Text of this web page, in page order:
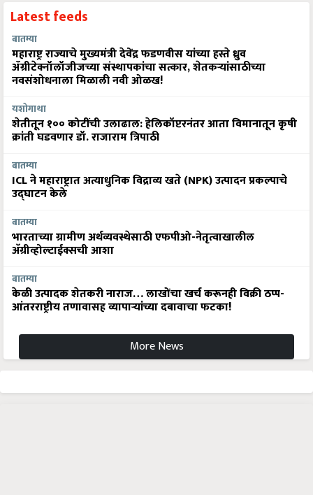
Latest feeds
बातम्या
महाराष्ट्र राज्याचे मुख्यमंत्री देवेंद्र फडणवीस यांच्या हस्ते ध्रुव
ॲग्रीटेक्नॉलॉजीजच्या संस्थापकांचा सत्कार, शेतकऱ्यांसाठीच्या
नवसंशोधनाला मिळाली नवी ओळख!
यशोगाथा
शेतीतून १०० कोटींची उलाढाल: हेलिकॉप्टरनंतर आता विमानातून कृषी
क्रांती घडवणार डॉ. राजाराम त्रिपाठी
बातम्या
ICL ने महाराष्ट्रात अत्याधुनिक विद्राव्य खते (NPK) उत्पादन प्रकल्पाचे
उद्घाटन केले
बातम्या
भारताच्या ग्रामीण अर्थव्यवस्थेसाठी एफपीओ-नेतृत्वाखालील
अ‍ॅग्रीव्होल्टाईक्सची आशा
बातम्या
केळी उत्पादक शेतकरी नाराज… लाखोंचा खर्च करूनही विक्री ठप्प-
आंतरराष्ट्रीय तणावासह व्यापाऱ्यांच्या दबावाचा फटका!
More News